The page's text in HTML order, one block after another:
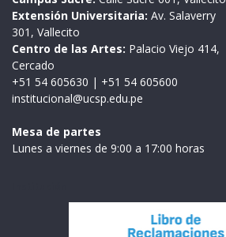
Extensión Universitaria: Av. Salaverry
301, Vallecito
Centro de las Artes: Palacio Viejo 414,
Cercado
+51 54 605630 | +51 54 605600
institucional@ucsp.edu.pe
Mesa de partes
Lunes a viernes de 9:00 a 17:00 horas